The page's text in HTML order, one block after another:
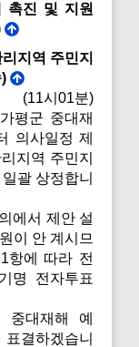
진 및 지원
지역 주민지
(11시01분)
평군 중대재
의사일정 제
지역 주민지
괄 상정합니
에서 제안 설
이 안 계시므
항에 따라 전
명 전자투표
대재해 예
결하겠습니